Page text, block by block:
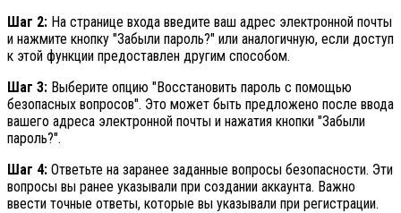
Шаг 2: На странице входа введите ваш адрес электронной почты
и нажмите кнопку "Забыли пароль?" или аналогичную, если доступ
к этой функции предоставлен другим способом.
Шаг 3: Выберите опцию "Восстановить пароль с помощью
безопасных вопросов". Это может быть предложено после ввода
вашего адреса электронной почты и нажатия кнопки "Забыли
пароль?".
Шаг 4: Ответьте на заранее заданные вопросы безопасности. Эти
вопросы вы ранее указывали при создании аккаунта. Важно
ввести точные ответы, которые вы указывали при регистрации.